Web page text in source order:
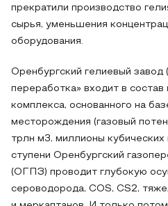
прекратили производство
сырья, уменьшения
оборудования.
Оренбургский гелиевый
переработка» входит в состав
комплекса, основанного на
месторождения (газовый
трлн м3, миллионы
ступени Оренбургский
(ОГПЗ) проводит глубокую
сероводорода, COS, CS2,